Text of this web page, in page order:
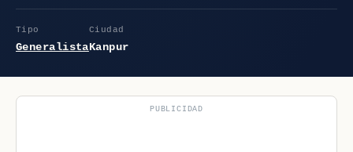
Tipo
Generalista
Ciudad
Kanpur
PUBLICIDAD